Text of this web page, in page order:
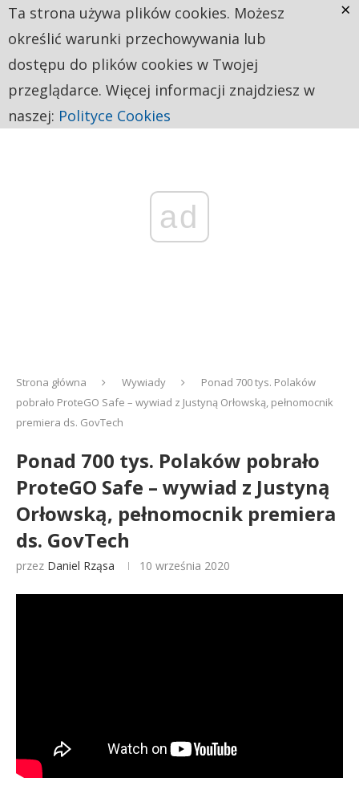
ad
Strona główna Wywiady
Ponad 700 tys. Polaków
pobrało ProteGO Safe – wywiad z Justyną Orłowską, pełnomocnik
premiera ds. GovTech
Ponad 700 tys. Polaków pobrało
ProteGO Safe – wywiad z Justyną
Orłowską, pełnomocnik premiera
ds. GovTech
przez Daniel Rząsa 10 września 2020
Ta strona używa plików cookies. Możesz
określić warunki przechowywania lub
dostępu do plików cookies w Twojej
przeglądarce. Więcej informacji znajdziesz w
naszej: Polityce Cookies
×